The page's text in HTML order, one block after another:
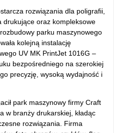
rozwiązania dla poligrafii,
drukujące oraz kompleksowe
parku maszynowego
ła kolejną instalację
UV MK PrintJet 1016G –
bezpośredniego na szerokiej
precyzję, wysoką wydajność i
ł park maszynowy firmy Craft
w branży drukarskiej, kładąc
rozwiązania. Firma